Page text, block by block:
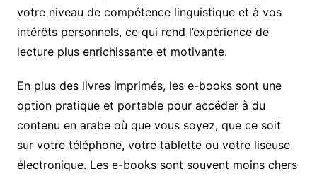
votre niveau de compétence linguistique et à vos
intérêts personnels, ce qui rend l’expérience de
lecture plus enrichissante et motivante.
En plus des livres imprimés, les e-books sont une
option pratique et portable pour accéder à du
contenu en arabe où que vous soyez, que ce soit
sur votre téléphone, votre tablette ou votre liseuse
électronique. Les e-books sont souvent moins chers